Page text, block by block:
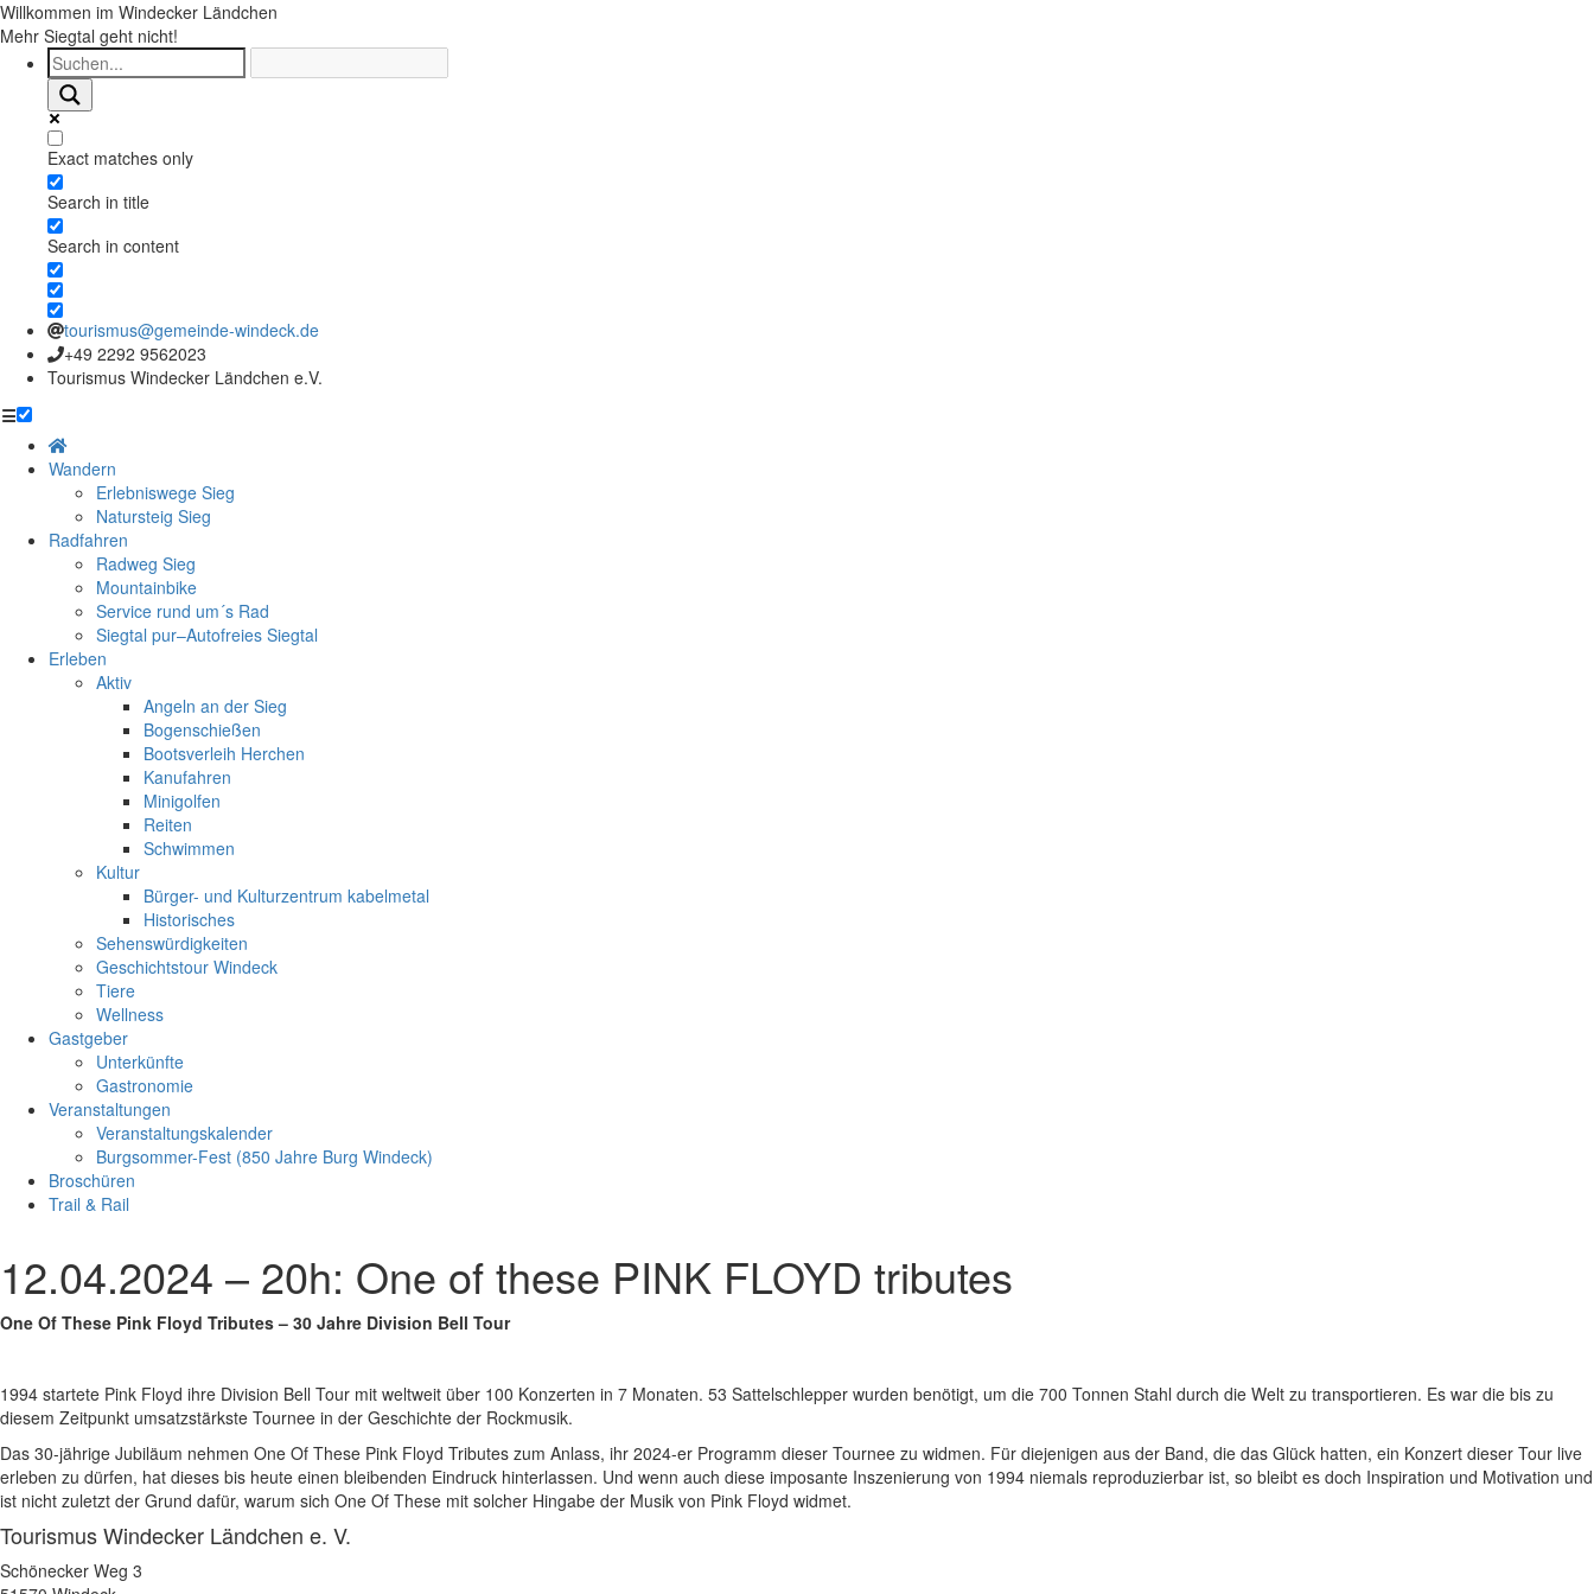
Willkommen im Windecker Ländchen
Mehr Siegtal geht nicht!
Exact matches only
Search in title
Search in content
tourismus@gemeinde-windeck.de
+49 2292 9562023
Tourismus Windecker Ländchen e.V.
☰
Wandern
Erlebniswege Sieg
Natursteig Sieg
Radfahren
Radweg Sieg
Mountainbike
Service rund um´s Rad
Siegtal pur–Autofreies Siegtal
Erleben
Aktiv
Angeln an der Sieg
Bogenschießen
Bootsverleih Herchen
Kanufahren
Minigolfen
Reiten
Schwimmen
Kultur
Bürger- und Kulturzentrum kabelmetal
Historisches
Sehenswürdigkeiten
Geschichtstour Windeck
Tiere
Wellness
Gastgeber
Unterkünfte
Gastronomie
Veranstaltungen
Veranstaltungskalender
Burgsommer-Fest (850 Jahre Burg Windeck)
Broschüren
Trail & Rail
12.04.2024 – 20h: One of these PINK FLOYD tributes
One Of These Pink Floyd Tributes – 30 Jahre Division Bell Tour
1994 startete Pink Floyd ihre Division Bell Tour mit weltweit über 100 Konzerten in 7 Monaten. 53 Sattelschlepper wurden benötigt, um die 700 Tonnen Stahl durch die Welt zu transportieren. Es war die bis zu
diesem Zeitpunkt umsatzstärkste Tournee in der Geschichte der Rockmusik.
Das 30-jährige Jubiläum nehmen One Of These Pink Floyd Tributes zum Anlass, ihr 2024-er Programm dieser Tournee zu widmen. Für diejenigen aus der Band, die das Glück hatten, ein Konzert dieser Tour live
erleben zu dürfen, hat dieses bis heute einen bleibenden Eindruck hinterlassen. Und wenn auch diese imposante Inszenierung von 1994 niemals reproduzierbar ist, so bleibt es doch Inspiration und Motivation und
ist nicht zuletzt der Grund dafür, warum sich One Of These mit solcher Hingabe der Musik von Pink Floyd widmet.
Tourismus Windecker Ländchen e. V.
Schönecker Weg 3